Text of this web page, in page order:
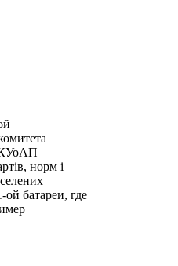
КУоАП
норм і
батареи, где